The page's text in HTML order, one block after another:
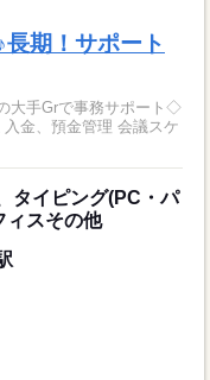
長期！サポート
大手Grで事務サポート◇
金、預金管理 会議スケ
タイピング(PC・パ
ィスその他